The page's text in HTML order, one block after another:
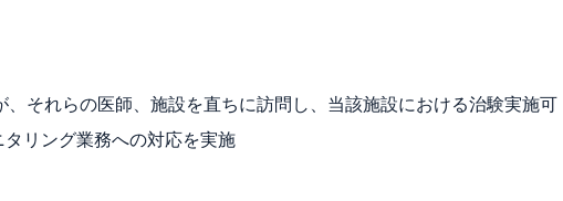
それらの医師、施設を直ちに訪問し、当該施設における治験実施可
リング業務への対応を実施